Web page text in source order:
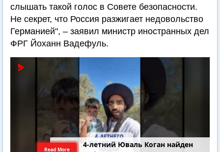
слышать такой голос в Совете безопасности.
Не секрет, что Россия разжигает недовольство
Германией", – заявил министр иностранных дел
ФРГ Йоханн Вадефуль.
4-летний Юваль Коган найден
Read More